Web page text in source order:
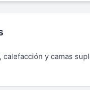
calefacción y camas